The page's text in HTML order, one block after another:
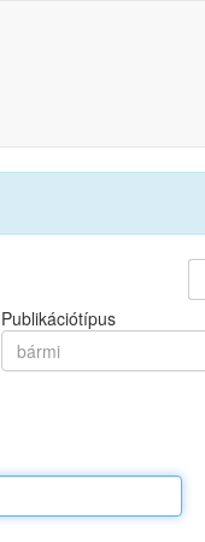
Publikációtípus
bármi